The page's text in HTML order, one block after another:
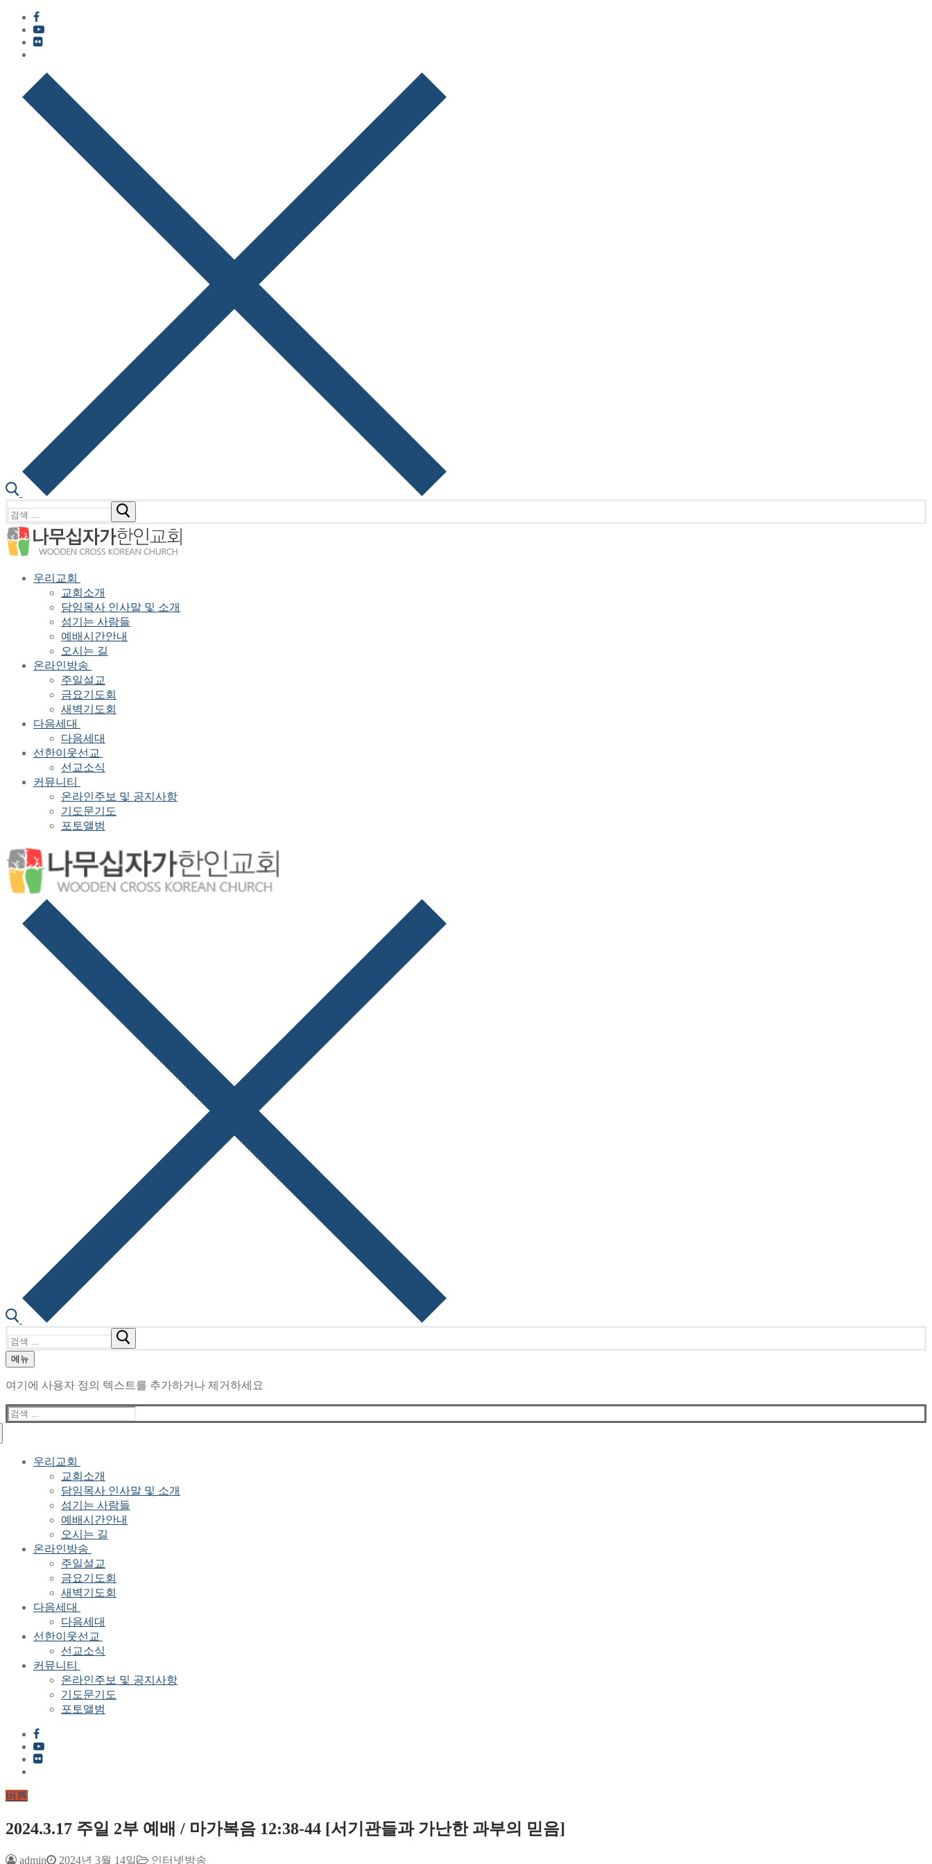
색
:
우리교회
교회소개
담임목사 인사말 및 소개
섬기는 사람들
예배시간안내
오시는 길
온라인방송
주일설교
금요기도회
새벽기도회
다음세대
다음세대
선한이웃선교
선교소식
커뮤니티
온라인주보 및 공지사항
기도문기도
포토앨범
색
메뉴
여기에 사용자 정의 텍스트를 추가하거나 제거하세요
검
색
우리교회
교회소개
담임목사 인사말 및 소개
섬기는 사람들
예배시간안내
오시는 길
온라인방송
주일설교
금요기도회
새벽기도회
다음세대
다음세대
선한이웃선교
선교소식
커뮤니티
온라인주보 및 공지사항
기도문기도
포토앨범
버튼
2024.3.17 주일 2부 예배 / 마가복음 12:38-44 [서기관들과 가난한 과부의 믿음]
admin 2024년 3월 14일 인터넷방송